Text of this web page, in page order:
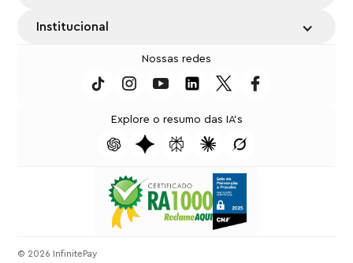
Institucional
Nossas redes
Explore o resumo das IA's
⁠© 2026 InfinitePay